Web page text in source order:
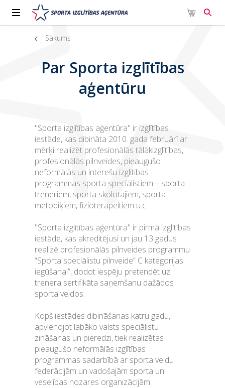
Sākums
Par Sporta izglītības
aģentūru
"Sporta izglītības aģentūra" ir izglītības
iestāde, kas dibināta 2010. gada februārī ar
mērķi realizēt profesionālās tālākizglītības,
profesionālās pilnveides, pieaugušo
neformālās un interešu izglītības
programmas sporta speciālistiem – sporta
treneriem, sporta skolotājiem, sporta
metodiķiem, fizioterapeitiem u.c.
"Sporta izglītības aģentūra" ir pirmā izglītības
iestāde, kas akreditējusi un jau 13 gadus
realizē profesionālās pilnveides programmu
“Sporta speciālistu pilnveide” C kategorijas
iegūšanai”, dodot iespēju pretendēt uz
trenera sertifikāta saņemšanu dažādos
sporta veidos.
Kopš iestādes dibināšanas katru gadu,
apvienojot labāko valsts speciālistu
zināšanas un pieredzi, tiek realizētas
pieaugušo neformālās izglītības
programmas sadarbībā ar sporta veidu
federācijām un vadošajām sporta un
veselības nozares organizācijām.